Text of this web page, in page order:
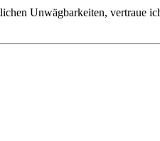
Unwägbarkeiten, vertraue